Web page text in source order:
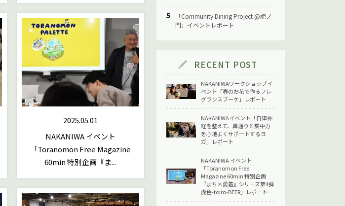
2025.05.01
NAKANIWA イベント
「Toranomon Free Magazine
60min 特別企画『ま...
「Community Dining Project @虎ノ
門」イベントレポート
RECENT POST
NAKANIWAワークショップイ
ベント「春のお花で作るフレ
グランスブーケ」レポート
NAKANIWAイベント「自律神
経を整えて、鼻通りと集中力
を心地よくサポートするヨ
ガ」レポート
NAKANIWA イベント
「Toranomon Free
Magazine 60min 特別企画
『まち×愛着』シリーズ第4弾
虎色-toiro-BEER」レポート